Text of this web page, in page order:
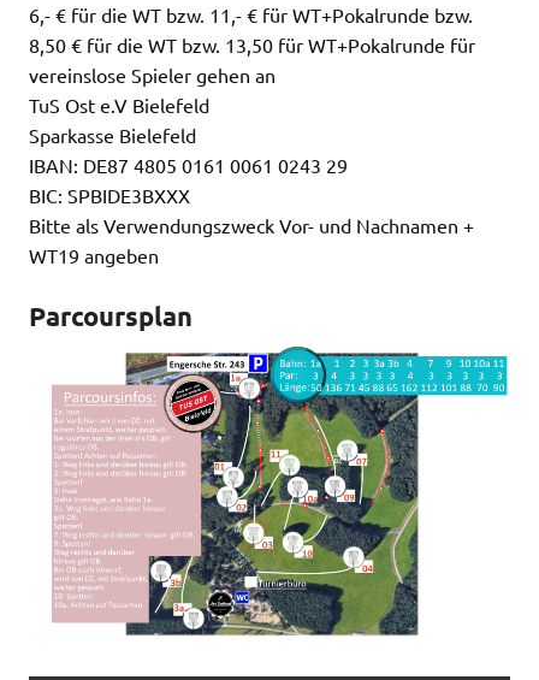
6,- € für die WT bzw. 11,- € für WT+Pokalrunde bzw.
8,50 € für die WT bzw. 13,50 für WT+Pokalrunde für
vereinslose Spieler gehen an
TuS Ost e.V Bielefeld
Sparkasse Bielefeld
IBAN: DE87 4805 0161 0061 0243 29
BIC: SPBIDE3BXXX
Bitte als Verwendungszweck Vor- und Nachnamen +
WT19 angeben
Parcoursplan